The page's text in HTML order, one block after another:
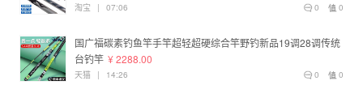
0
0
淘宝 | 07:06
国广福碳素钓鱼竿手竿超轻超硬综合竿野钓新品19调28调传统
台钓竿 ¥ 2288.00
0
0
天猫 | 14:26